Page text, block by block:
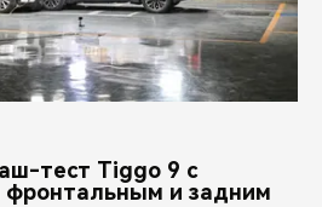
тест Tiggo 9 с
и задним